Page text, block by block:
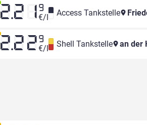
2.21 9
€/l Access Tankstelle
2.22 9
€/l Shell Tankstelle an der